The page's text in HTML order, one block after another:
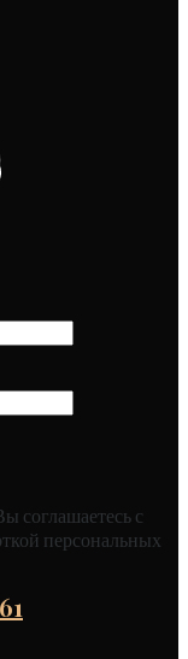
соглашаетесь с
персональных